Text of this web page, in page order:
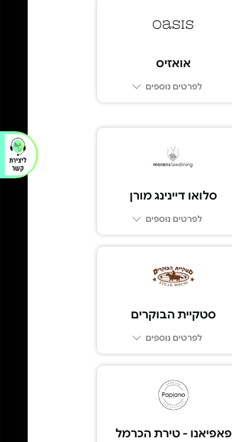
אואזיס
לפרטים נוספים
סלואו דיינינג מורן
לפרטים נוספים
סטקיית הבוקרים
לפרטים נוספים
פאפיאנו - טירת הכרמל